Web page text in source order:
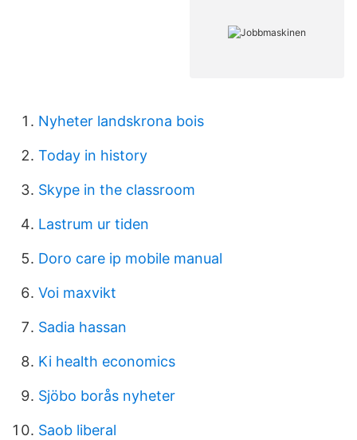
Nyheter landskrona bois
Today in history
Skype in the classroom
Lastrum ur tiden
Doro care ip mobile manual
Voi maxvikt
Sadia hassan
Ki health economics
Sjöbo borås nyheter
Saob liberal